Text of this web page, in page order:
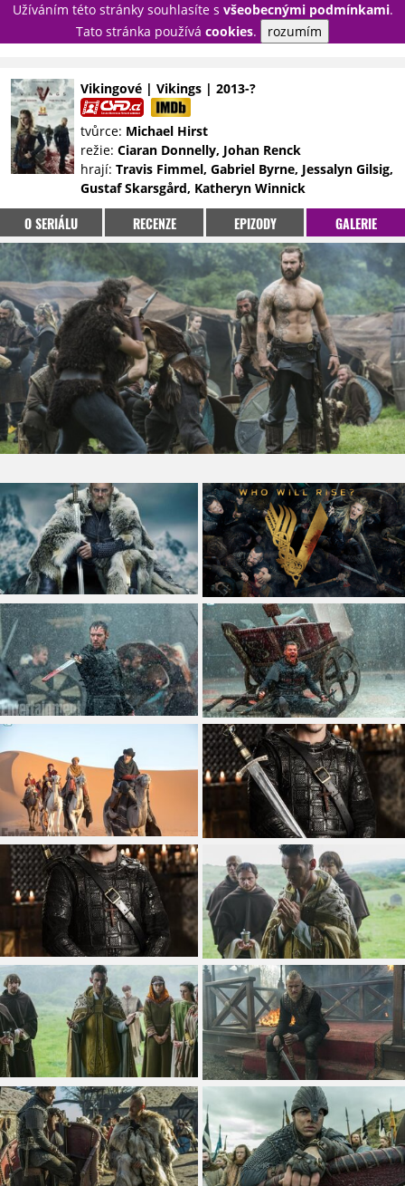
Užíváním této stránky souhlasíte s všeobecnými podmínkami.
Tato stránka používá cookies. rozumím
PŘIHLÁSIT
NOVINKY
TÉMATA
RECENZE
EPIZODY
KULT
TRAILERY
GALERIE
DISKUZE
STATISTIKY
TIRÁŽ
Vikingové | Vikings | 2013-?
tvůrce: Michael Hirst
režie: Ciaran Donnelly, Johan Renck
hrají: Travis Fimmel, Gabriel Byrne, Jessalyn Gilsig,
Gustaf Skarsgård, Katheryn Winnick
O SERIÁLU RECENZE EPIZODY GALERIE